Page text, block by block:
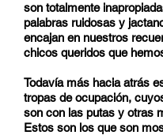
son totalmente
palabras ruidosas y
encajan en nuestros
chicos queridos que
Todavía más hacia atrás
tropas de ocupación,
son con las putas y otras
Estos son los que son